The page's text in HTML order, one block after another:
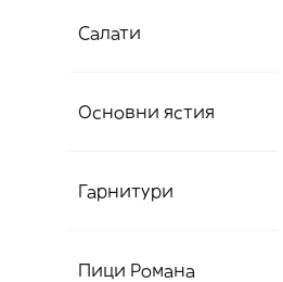
Салати
Основни ястия
Гарнитури
Пици Романа